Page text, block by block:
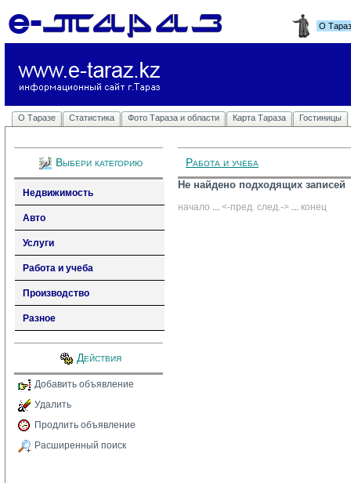
О
О Таразе Статистика Фото Тараза и области Карта Тараза Гостиницы
Выбери категорию
Недвижимость
Авто
Услуги
Работа и учеба
Производство
Разное
Действия
Добавить объявление
Удалить
Продлить объявление
Расширенный поиск
Работа и учеба
Не найдено подходящих записей
начало ... <-пред. след.-> ... конец